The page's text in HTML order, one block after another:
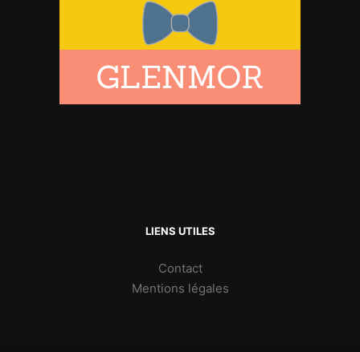
LIENS UTILES
Contact
Mentions légales